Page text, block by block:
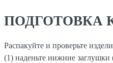
ПОДГОТОВКА
Распакуйте и проверьте
(1) наденьте нижние